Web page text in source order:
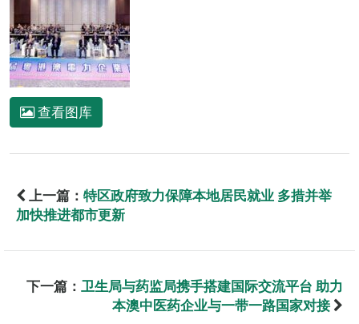
查看图库
上一篇： 特区政府致力保障本地居民就业 多措并举
加快推进都市更新
下一篇： 卫生局与药监局携手搭建国际交流平台 助力
本澳中医药企业与一带一路国家对接